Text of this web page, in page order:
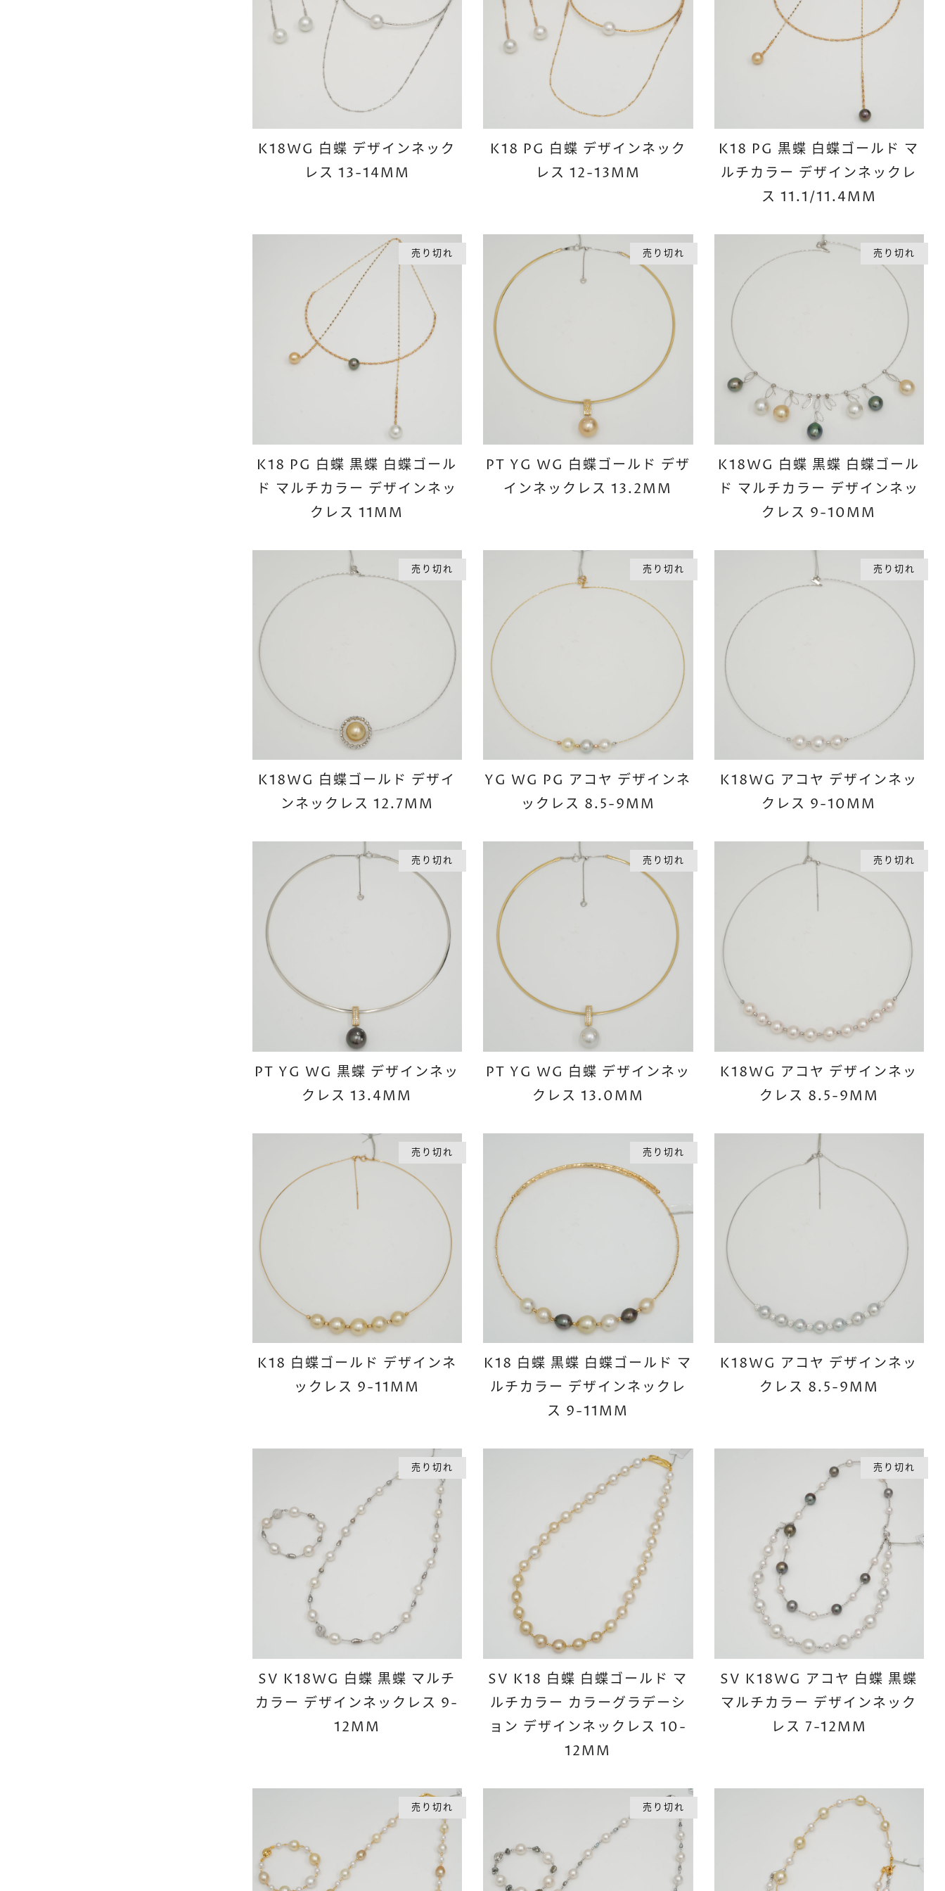
K18WG 白蝶 デザインネック
レス 13-14MM
K18 PG 白蝶 デザインネック
レス 12-13MM
K18 PG 黒蝶 白蝶ゴールド マ
ルチカラー デザインネックレ
ス 11.1/11.4MM
売り切れ
K18 PG 白蝶 黒蝶 白蝶ゴール
ド マルチカラー デザインネッ
クレス 11MM
売り切れ
PT YG WG 白蝶ゴールド デザ
インネックレス 13.2MM
売り切れ
K18WG 白蝶 黒蝶 白蝶ゴール
ド マルチカラー デザインネッ
クレス 9-10MM
売り切れ
K18WG 白蝶ゴールド デザイ
ンネックレス 12.7MM
売り切れ
YG WG PG アコヤ デザインネ
ックレス 8.5-9MM
売り切れ
K18WG アコヤ デザインネッ
クレス 9-10MM
売り切れ
PT YG WG 黒蝶 デザインネッ
クレス 13.4MM
売り切れ
PT YG WG 白蝶 デザインネッ
クレス 13.0MM
売り切れ
K18WG アコヤ デザインネッ
クレス 8.5-9MM
売り切れ
K18 白蝶ゴールド デザインネ
ックレス 9-11MM
売り切れ
K18 白蝶 黒蝶 白蝶ゴールド マ
ルチカラー デザインネックレ
ス 9-11MM
K18WG アコヤ デザインネッ
クレス 8.5-9MM
売り切れ
SV K18WG 白蝶 黒蝶 マルチ
カラー デザインネックレス 9-
12MM
SV K18 白蝶 白蝶ゴールド マ
ルチカラー カラーグラデーシ
ョン デザインネックレス 10-
12MM
売り切れ
SV K18WG アコヤ 白蝶 黒蝶
マルチカラー デザインネック
レス 7-12MM
売り切れ 売り切れ